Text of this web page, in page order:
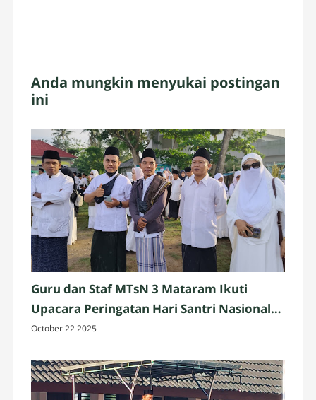
Anda mungkin menyukai postingan
ini
Guru dan Staf MTsN 3 Mataram Ikuti
Upacara Peringatan Hari Santri Nasional
2025 di Penujak, Lombok Tengah
October 22 2025